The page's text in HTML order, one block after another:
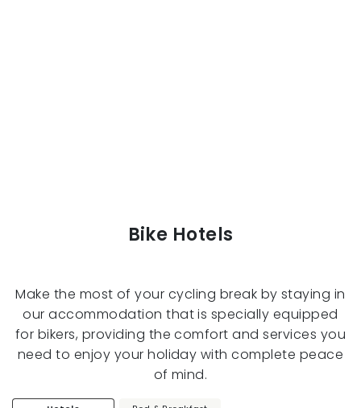
Bike Hotels
Make the most of your cycling break by staying in
our accommodation that is specially equipped
for bikers, providing the comfort and services you
need to enjoy your holiday with complete peace
of mind.